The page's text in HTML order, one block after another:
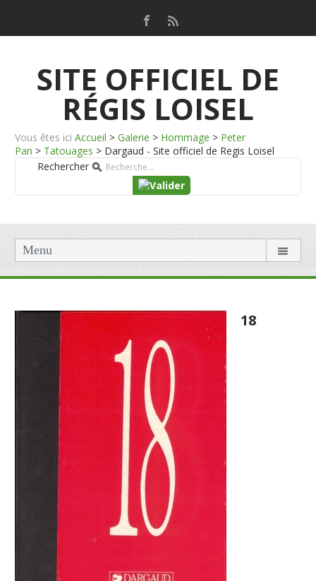
SITE OFFICIEL DE
RÉGIS LOISEL
Vous êtes ici Accueil > Galerie > Hommage > Peter
Pan > Tatouages > Dargaud - Site officiel de Regis Loisel
Rechercher
Menu
18